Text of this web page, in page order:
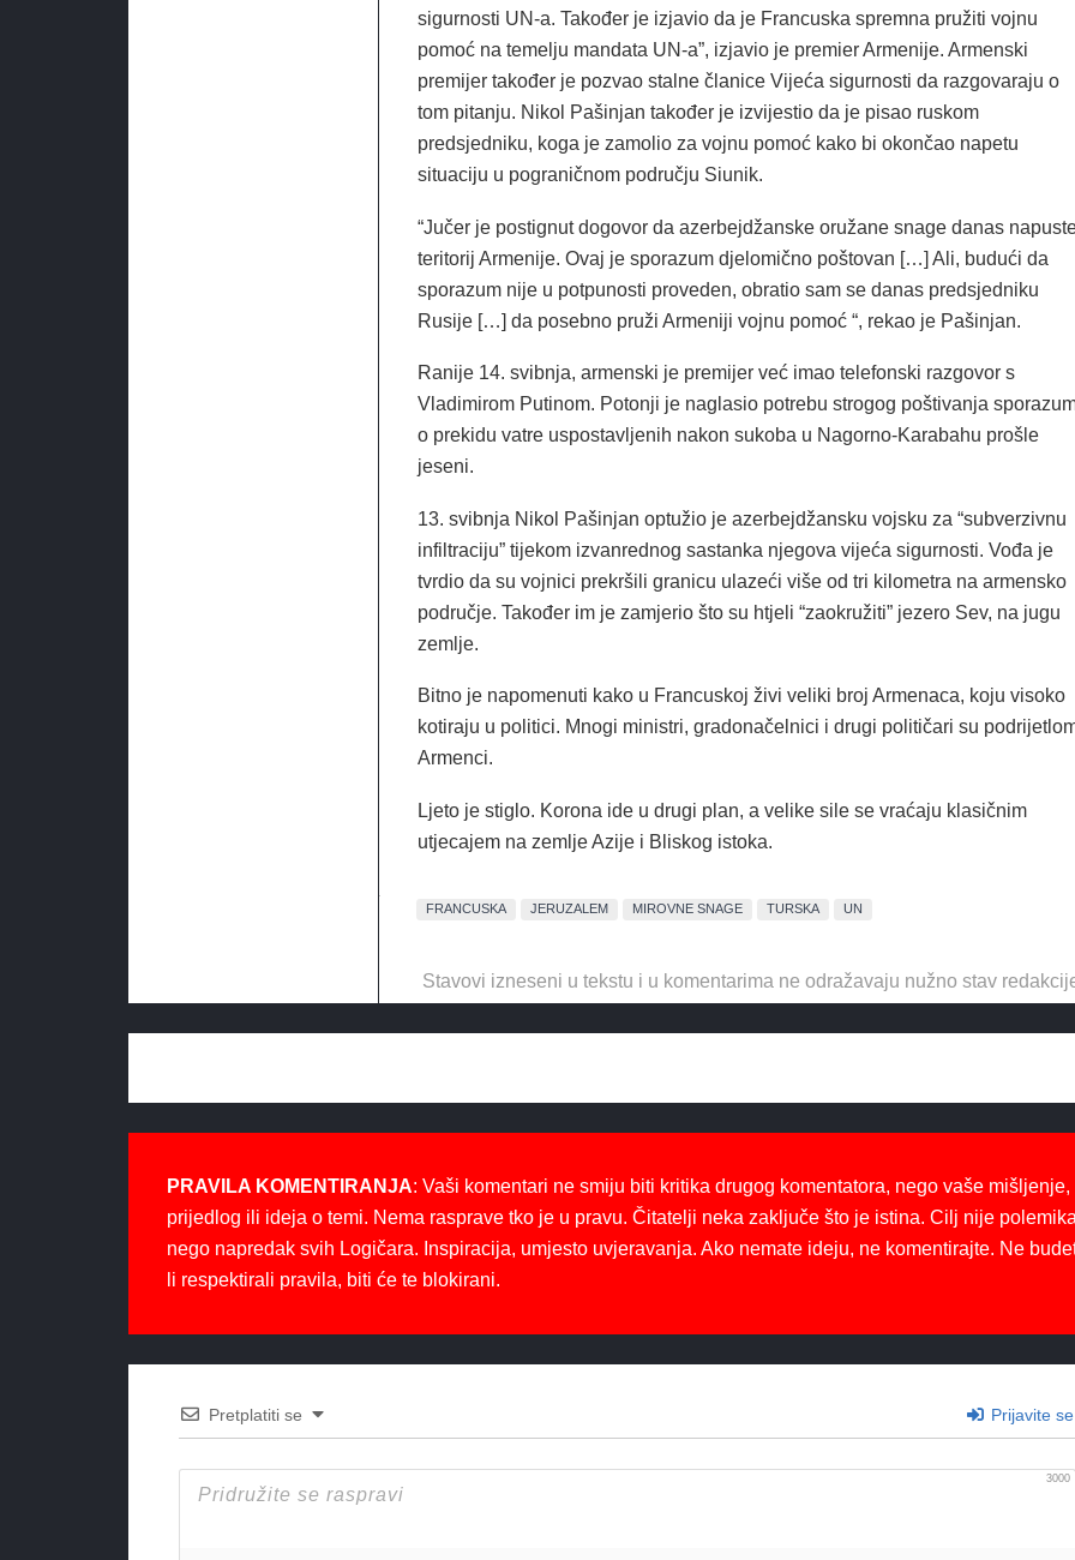
sigurnosti UN-a. Također je izjavio da je Francuska spremna pružiti vojnu
pomoć na temelju mandata UN-a”, izjavio je premier Armenije. Armenski
premijer također je pozvao stalne članice Vijeća sigurnosti da razgovaraju o
tom pitanju. Nikol Pašinjan također je izvijestio da je pisao ruskom
predsjedniku, koga je zamolio za vojnu pomoć kako bi okončao napetu
situaciju u pograničnom području Siunik.
“Jučer je postignut dogovor da azerbejdžanske oružane snage danas
teritorij Armenije. Ovaj je sporazum djelomično poštovan […] Ali, budući da
sporazum nije u potpunosti proveden, obratio sam se danas predsjedniku
Rusije […] da posebno pruži Armeniji vojnu pomoć “, rekao je Pašinjan.
Ranije 14. svibnja, armenski je premijer već imao telefonski razgovor s
Vladimirom Putinom. Potonji je naglasio potrebu strogog poštivanja
o prekidu vatre uspostavljenih nakon sukoba u Nagorno-Karabahu prošle
jeseni.
13. svibnja Nikol Pašinjan optužio je azerbejdžansku vojsku za “subverzivnu
infiltraciju” tijekom izvanrednog sastanka njegova vijeća sigurnosti. Vođa je
tvrdio da su vojnici prekršili granicu ulazeći više od tri kilometra na armensko
područje. Također im je zamjerio što su htjeli “zaokružiti” jezero Sev, na jugu
zemlje.
Bitno je napomenuti kako u Francuskoj živi veliki broj Armenaca, koju visoko
kotiraju u politici. Mnogi ministri, gradonačelnici i drugi političari su
Armenci.
Ljeto je stiglo. Korona ide u drugi plan, a velike sile se vraćaju klasičnim
utjecajem na zemlje Azije i Bliskog istoka.
FRANCUSKA JERUZALEM MIROVNE SNAGE TURSKA UN
Stavovi izneseni u tekstu i u komentarima ne odražavaju nužno stav
PRAVILA KOMENTIRANJA: Vaši komentari ne smiju biti kritika drugog komentatora, nego vaše mišljenje,
prijedlog ili ideja o temi. Nema rasprave tko je u pravu. Čitatelji neka zaključe što je istina. Cilj nije
nego napredak svih Logičara. Inspiracija, umjesto uvjeravanja. Ako nemate ideju, ne komentirajte. Ne
li respektirali pravila, biti će te blokirani.
Pretplatiti se Prijavite se
3000